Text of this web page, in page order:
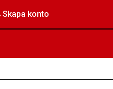
Skapa konto